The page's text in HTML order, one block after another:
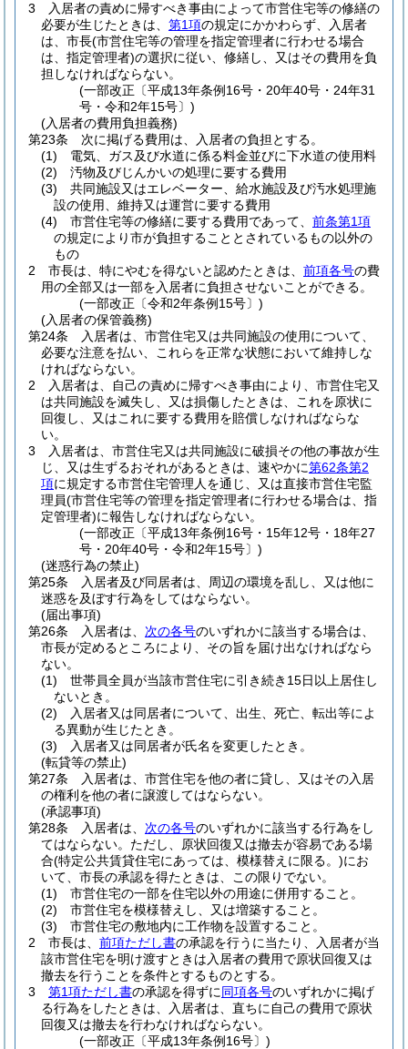
3
入居者の責めに帰すべき事由によって市営住宅等の修繕の
必要が生じたときは、 第1項の規定にかかわらず、入居者
は、市長(市営住宅等の管理を指定管理者に行わせる場合
は、指定管理者)の選択に従い、修繕し、又はその費用を負
担しなければならない。
(一部改正〔平成13年条例16号・20年40号・24年31
号・令和2年15号〕)
(入居者の費用負担義務)
第23条
次に掲げる費用は、入居者の負担とする。
(1)
電気、ガス及び水道に係る料金並びに下水道の使用料
(2)
汚物及びじんかいの処理に要する費用
(3)
共同施設又はエレベーター、給水施設及び汚水処理施
設の使用、維持又は運営に要する費用
(4)
市営住宅等の修繕に要する費用であって、 前条第1項
の規定により市が負担することとされているもの以外の
もの
2
市長は、特にやむを得ないと認めたときは、 前項各号の費
用の全部又は一部を入居者に負担させないことができる。
(一部改正〔令和2年条例15号〕)
(入居者の保管義務)
第24条
入居者は、市営住宅又は共同施設の使用について、
必要な注意を払い、これらを正常な状態において維持しな
ければならない。
2
入居者は、自己の責めに帰すべき事由により、市営住宅又
は共同施設を滅失し、又は損傷したときは、これを原状に
回復し、又はこれに要する費用を賠償しなければならな
い。
3
入居者は、市営住宅又は共同施設に破損その他の事故が生
じ、又は生ずるおそれがあるときは、速やかに第62条第2
項に規定する市営住宅管理人を通じ、又は直接市営住宅監
理員(市営住宅等の管理を指定管理者に行わせる場合は、指
定管理者)に報告しなければならない。
(一部改正〔平成13年条例16号・15年12号・18年27
号・20年40号・令和2年15号〕)
(迷惑行為の禁止)
第25条
入居者及び同居者は、周辺の環境を乱し、又は他に
迷惑を及ぼす行為をしてはならない。
(届出事項)
第26条
入居者は、 次の各号のいずれかに該当する場合は、
市長が定めるところにより、その旨を届け出なければなら
ない。
(1)
世帯員全員が当該市営住宅に引き続き15日以上居住し
ないとき。
(2)
入居者又は同居者について、出生、死亡、転出等によ
る異動が生じたとき。
(3)
入居者又は同居者が氏名を変更したとき。
(転貸等の禁止)
第27条
入居者は、市営住宅を他の者に貸し、又はその入居
の権利を他の者に譲渡してはならない。
(承認事項)
第28条
入居者は、 次の各号のいずれかに該当する行為をし
てはならない。 ただし、原状回復又は撤去が容易である場
合(特定公共賃貸住宅にあっては、模様替えに限る。)にお
いて、市長の承認を得たときは、この限りでない。
(1)
市営住宅の一部を住宅以外の用途に併用すること。
(2)
市営住宅を模様替えし、又は増築すること。
(3)
市営住宅の敷地内に工作物を設置すること。
2
市長は、 前項ただし書の承認を行うに当たり、入居者が当
該市営住宅を明け渡すときは入居者の費用で原状回復又は
撤去を行うことを条件とするものとする。
3
第1項ただし書の承認を得ずに同項各号のいずれかに掲げ
る行為をしたときは、入居者は、直ちに自己の費用で原状
回復又は撤去を行わなければならない。
(一部改正〔平成13年条例16号〕)